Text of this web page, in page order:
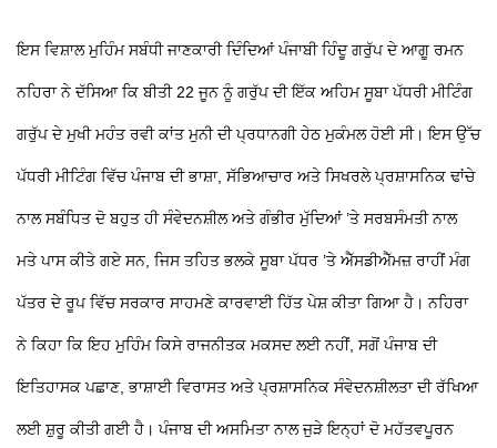
ਇਸ ਵਿਸ਼ਾਲ ਮੁਹਿੰਮ ਸਬੰਧੀ ਜਾਣਕਾਰੀ ਦਿੰਦਿਆਂ ਪੰਜਾਬੀ ਹਿੰਦੂ ਗਰੁੱਪ ਦੇ ਆਗੂ ਰਮਨ
ਨਹਿਰਾ ਨੇ ਦੱਸਿਆ ਕਿ ਬੀਤੀ 22 ਜੂਨ ਨੂੰ ਗਰੁੱਪ ਦੀ ਇੱਕ ਅਹਿਮ ਸੂਬਾ ਪੱਧਰੀ ਮੀਟਿੰਗ
ਗਰੁੱਪ ਦੇ ਮੁਖੀ ਮਹੰਤ ਰਵੀ ਕਾਂਤ ਮੁਨੀ ਦੀ ਪ੍ਰਧਾਨਗੀ ਹੇਠ ਮੁਕੰਮਲ ਹੋਈ ਸੀ। ਇਸ ਉੱਚ
ਪੱਧਰੀ ਮੀਟਿੰਗ ਵਿੱਚ ਪੰਜਾਬ ਦੀ ਭਾਸ਼ਾ, ਸੱਭਿਆਚਾਰ ਅਤੇ ਸਿਖਰਲੇ ਪ੍ਰਸ਼ਾਸਨਿਕ ਢਾਂਚੇ
ਨਾਲ ਸਬੰਧਿਤ ਦੋ ਬਹੁਤ ਹੀ ਸੰਵੇਦਨਸ਼ੀਲ ਅਤੇ ਗੰਭੀਰ ਮੁੱਦਿਆਂ ’ਤੇ ਸਰਬਸੰਮਤੀ ਨਾਲ
ਮਤੇ ਪਾਸ ਕੀਤੇ ਗਏ ਸਨ, ਜਿਸ ਤਹਿਤ ਭਲਕੇ ਸੂਬਾ ਪੱਧਰ ’ਤੇ ਐੱਸਡੀਐੱਮਜ਼ ਰਾਹੀਂ ਮੰਗ
ਪੱਤਰ ਦੇ ਰੂਪ ਵਿੱਚ ਸਰਕਾਰ ਸਾਹਮਣੇ ਕਾਰਵਾਈ ਹਿੱਤ ਪੇਸ਼ ਕੀਤਾ ਗਿਆ ਹੈ। ਨਹਿਰਾ
ਨੇ ਕਿਹਾ ਕਿ ਇਹ ਮੁਹਿੰਮ ਕਿਸੇ ਰਾਜਨੀਤਕ ਮਕਸਦ ਲਈ ਨਹੀਂ, ਸਗੋਂ ਪੰਜਾਬ ਦੀ
ਇਤਿਹਾਸਕ ਪਛਾਣ, ਭਾਸ਼ਾਈ ਵਿਰਾਸਤ ਅਤੇ ਪ੍ਰਸ਼ਾਸਨਿਕ ਸੰਵੇਦਨਸ਼ੀਲਤਾ ਦੀ ਰੱਖਿਆ
ਲਈ ਸ਼ੁਰੂ ਕੀਤੀ ਗਈ ਹੈ। ਪੰਜਾਬ ਦੀ ਅਸਮਿਤਾ ਨਾਲ ਜੁੜੇ ਇਨ੍ਹਾਂ ਦੋ ਮਹੱਤਵਪੂਰਨ